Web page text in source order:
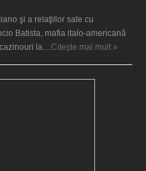
şi a relaţiilor sale cu
Batista, mafia italo-americană
la…Citeşte mai mult »